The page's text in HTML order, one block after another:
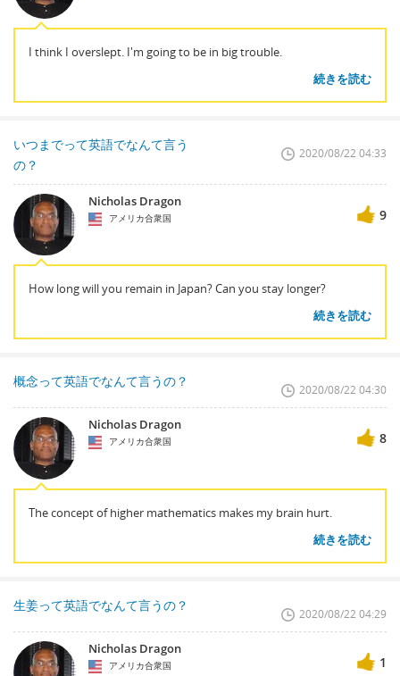
I think I overslept. I'm going to be in big trouble.
続きを読む
いつまでって英語でなんて言う
の？
2020/08/22 04:33
Nicholas Dragon
アメリカ合衆国 9
How long will you remain in Japan? Can you stay longer?
続きを読む
概念って英語でなんて言うの？
2020/08/22 04:30
Nicholas Dragon
アメリカ合衆国 8
The concept of higher mathematics makes my brain hurt.
続きを読む
生姜って英語でなんて言うの？
2020/08/22 04:29
Nicholas Dragon
アメリカ合衆国 1